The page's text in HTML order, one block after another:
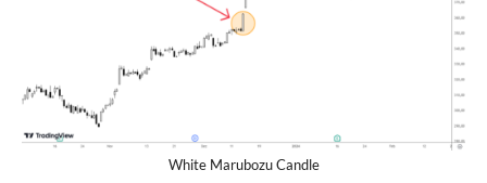
White Marubozu Candle